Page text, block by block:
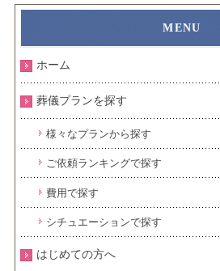
ホーム
葬儀プランを探す
様々なプランから探す
ご依頼ランキングで探す
費用で探す
シチュエーションで探す
はじめての方へ